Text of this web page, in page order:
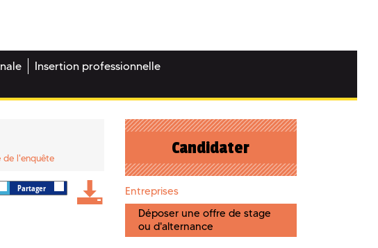
Insertion professionnelle
de l'enquête
Partager
Candidater
Entreprises
Déposer une offre de stage
ou d'alternance